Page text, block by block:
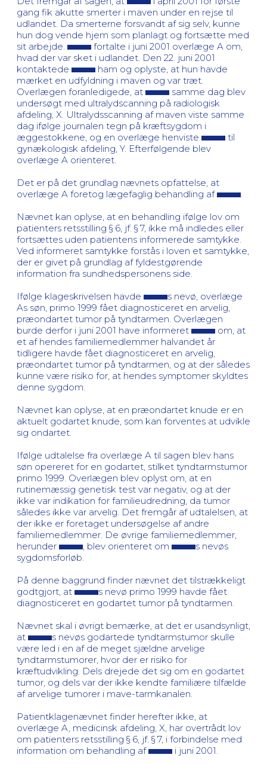
gang fik akutte smerter i maven under en rejse til
udlandet. Da smerterne forsvandt af sig selv, kunne
hun dog vende hjem som planlagt og fortsætte med
sit arbejde.
fortalte i juni 2001 overlæge A om,
hvad der var sket i udlandet. Den 22. juni 2001
kontaktede
ham og oplyste, at hun havde
mærket en udfyldning i maven og var træt.
Overlægen foranledigede, at
samme dag blev
undersøgt med ultralydscanning på radiologisk
afdeling, X. Ultralydsscanning af maven viste samme
dag ifølge journalen tegn på kræftsygdom i
æggestokkene, og en overlæge henviste
til
gynækologisk afdeling, Y. Efterfølgende blev
overlæge A orienteret.
Det er på det grundlag nævnets opfattelse, at
overlæge A foretog lægefaglig behandling af
Nævnet kan oplyse, at en behandling ifølge lov om
patienters retsstilling § 6, jf. § 7, ikke må indledes eller
fortsættes uden patientens informerede samtykke.
Ved informeret samtykke forstås i loven et samtykke,
der er givet på grundlag af fyldestgørende
information fra sundhedspersonens side.
Ifølge klageskrivelsen havde
s nevø, overlæge
As søn, primo 1999 fået diagnosticeret en arvelig,
præondartet tumor på tyndtarmen. Overlægen
burde derfor i juni 2001 have informeret
om, at
et af hendes familiemedlemmer halvandet år
tidligere havde fået diagnosticeret en arvelig,
præondartet tumor på tyndtarmen, og at der således
kunne være risiko for, at hendes symptomer skyldtes
denne sygdom.
Nævnet kan oplyse, at en præondartet knude er en
aktuelt godartet knude, som kan forventes at udvikle
sig ondartet.
Ifølge udtalelse fra overlæge A til sagen blev hans
søn opereret for en godartet, stilket tyndtarmstumor
primo 1999. Overlægen blev oplyst om, at en
rutinemæssig genetisk test var negativ, og at der
ikke var indikation for familieudredning, da tumor
således ikke var arvelig. Det fremgår af udtalelsen, at
der ikke er foretaget undersøgelse af andre
familiemedlemmer. De øvrige familiemedlemmer,
herunder
, blev orienteret om
s nevøs
sygdomsforløb.
På denne baggrund finder nævnet det tilstrækkeligt
godtgjort, at
s nevø primo 1999 havde fået
diagnosticeret en godartet tumor på tyndtarmen.
Nævnet skal i øvrigt bemærke, at det er usandsynligt,
at
s nevøs godartede tyndtarmstumor skulle
være led i en af de meget sjældne arvelige
tyndtarmstumorer, hvor der er risiko for
kræftudvikling. Dels drejede det sig om en godartet
tumor, og dels var der ikke kendte familiære tilfælde
af arvelige tumorer i mave-tarmkanalen.
Patientklagenævnet finder herefter ikke, at
overlæge A, medicinsk afdeling, X, har overtrådt lov
om patienters retsstilling § 6, jf. § 7, i forbindelse med
information om behandling af
i juni 2001.